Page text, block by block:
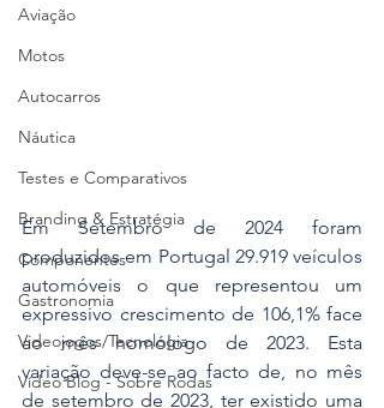
Aviação
Motos
Autocarros
Náutica
Testes e Comparativos
Branding & Estratégia
Componentes
Gastronomia
Videojogos/Tecnologia
Vídeo Blog - Sobre Rodas
Em Setembro de 2024 foram
produzidos em Portugal 29.919 veículos
automóveis o que representou um
expressivo crescimento de 106,1% face
ao mês homólogo de 2023. Esta
variação deve-se ao facto de, no mês
de setembro de 2023, ter existido uma